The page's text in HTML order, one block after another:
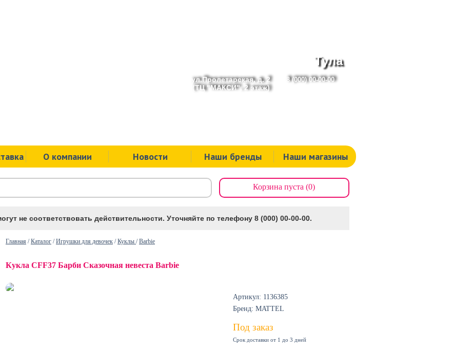
Тула
ул.Пролетарская, д. 2
(ТЦ "МАКСИ", 2 этаж)
8 (000) 00-00-00
О компании Новости Наши бренды Наши магазины
Корзина пуста (0)
не соответствовать действительности. Уточняйте по телефону 8 (000) 00-00-00.
Главная /Каталог /Игрушки для девочек /Куклы /Barbie
Кукла CFF37 Барби Сказочная невеста Barbie
Артикул: 1136385
Бренд: MATTEL
Под заказ
Срок доставки от 1 до 3 дней